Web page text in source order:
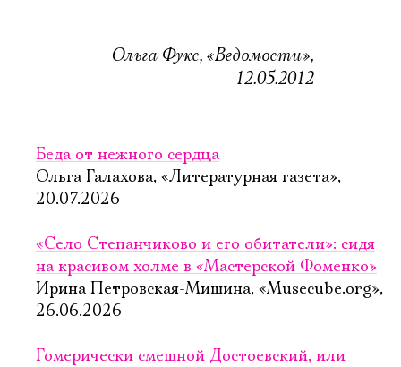
Ольга Фукс, «Ведомости»,
12.05.2012
Беда от нежного сердца
Ольга Галахова, «Литературная газета»,
20.07.2026
«Село Степанчиково и его обитатели»: сидя
на красивом холме в «Мастерской Фоменко»
Ирина Петровская-Мишина, «Musecube.org»,
26.06.2026
Гомерически смешной Достоевский, или
Ознакомиться